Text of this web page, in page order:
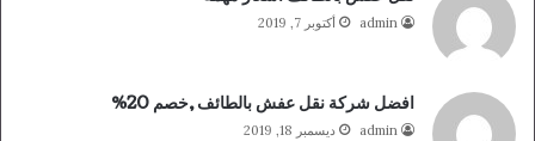
admin أكتوبر 7, 2019
افضل شركة نقل عفش بالطائف ,خصم 20%
admin ديسمبر 18, 2019